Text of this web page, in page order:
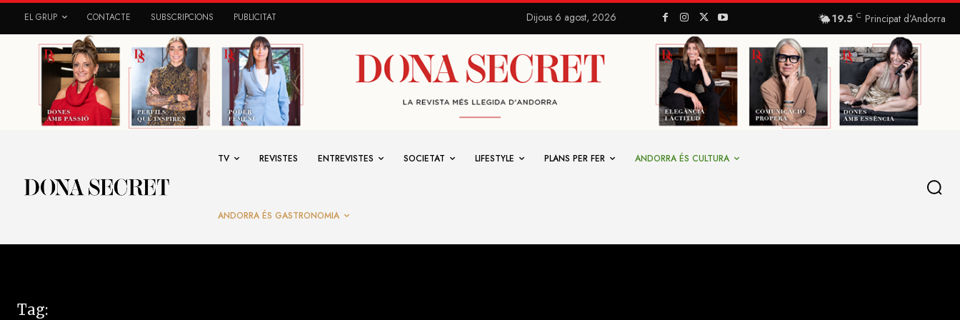
EL GRUP CONTACTE SUBSCRIPCIONS PUBLICITAT Dijous 6 agost, 2026 19.5 C Principat d’Andorra
TV REVISTES ENTREVISTES SOCIETAT LIFESTYLE PLANS PER FER ANDORRA ÉS CULTURA
ANDORRA ÉS GASTRONOMIA
Tag: